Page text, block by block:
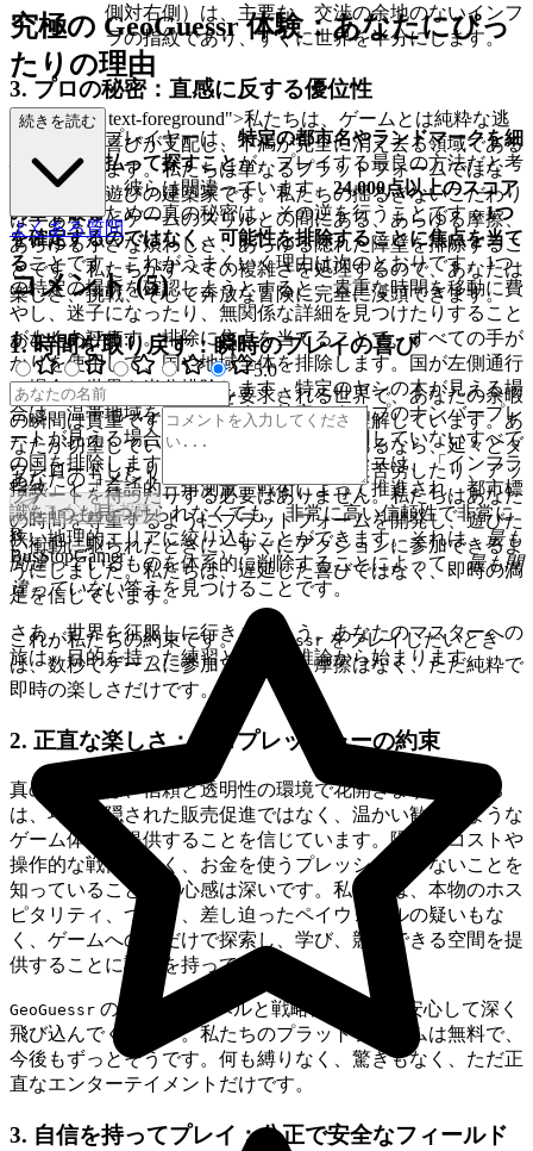
側対右側）は、主要な、交渉の余地のないインフ
ラの指紋であり、すぐに世界を半分にします。
3. プロの秘密：直感に反する優位性
ほとんどのプレイヤーは、 特定の都市名やランドマークを細
心の注意を払って探すことが、プレイする最良の方法だと考
えています。彼らは間違っています。 24,000点以上のスコア
の壁を破るための真の秘密は、その逆を行うことです：1つ
を確定するのではなく、可能性を排除することに焦点を当て
ることです。これがうまくいく理由は次のとおりです。1つ
の特定の場所を確認しようとすると、貴重な時間を移動に費
やし、迷子になったり、無関係な詳細を見つけたりすること
がよくあります。排除に焦点を当てることで、すべての手が
かりを使用して、国や地域全体を排除します。国が左側通行
の場合、世界を半分排除します。特定のヤシの木が見える場
合は、温帯地域を排除します。特定のタイプのナンバープレ
ートが見える場合は、そのデザインを使用していないすべて
の国を排除します。この迅速な排除プロセスは、「インフラ
指紋」と「言語的三角測量」戦術によって推進され、都市標
識を1つも見つけられなくても、非常に高い信頼性で非常に
狭い地理的エリアに絞り込むことができます。それは、 最も
間違っているものを体系的に削除することによって、最も間
違っていない答えを見つけることです。
さあ、世界を征服しに行きましょう。あなたのマスターへの
旅は、目的を持った練習と執拗な推論から始まります。
究極の GeoGuessr 体験：あなたにぴっ
たりの理由
class="mb-4 text-foreground">私たちは、ゲームとは純粋な逃
避であり、喜びが支配し、不満が完全に消え去る領域である
と信じています。私たちは単なるプラットフォームではな
く、純粋な遊びの建築家です。私たちの揺るぎないこだわり
は、あなたとゲームのスリルとの間にある、あらゆる摩擦、
あらゆる小さな煩わしさ、あらゆる隠れた障壁を排除するこ
とです。私たちがすべての複雑さを処理するので、あなたは
楽しさ、挑戦、そして奔放な冒険に完全に没頭できます。
1. 時間を取り戻す：瞬時のプレイの喜び
常に私たちの注意と時間を要求される世界で、あなたの余暇
の瞬間は貴重です。私たちはそれを深く理解しています。あ
なたが切望しているのが即時の楽しさであるなら、延々とダ
ウンロードしたり、複雑なインストールに苦労したり、アッ
プデートを待ったりする必要はありません。私たちはあなた
の時間を尊重するようにプラットフォームを開発し、遊びた
い衝動に駆られたときに、すぐにアクションに参加できるよ
うにしました。私たちは、遅延した喜びではなく、即時の満
足を信じています。
これが私たちの約束です。GeoGuessr をプレイしたいとき
は、数秒でゲームに参加できます。摩擦はなく、ただ純粋で
即時の楽しさだけです。
2. 正直な楽しさ：ゼロプレッシャーの約束
真の楽しみは、信頼と透明性の環境で花開きます。私たち
は、巧妙に隠された販売促進ではなく、温かい歓迎のような
ゲーム体験を提供することを信じています。隠れたコストや
操作的な戦術がなく、お金を使うプレッシャーがないことを
知っていることの安心感は深いです。私たちは、本物のホス
ピタリティ、つまり、差し迫ったペイウォールの疑いもな
く、ゲームへの愛だけで探索し、学び、競争できる空間を提
供することに誇りを持っています。
GeoGuessr のすべてのレベルと戦略に、完全に安心して深く
飛び込んでください。私たちのプラットフォームは無料で、
今後もずっとそうです。何も縛りなく、驚きもなく、ただ正
直なエンターテイメントだけです。
3. 自信を持ってプレイ：公正で安全なフィールド
続きを読む
よくある質問
コメント(5)
あなたの評価:
5.0
あなたのコメント
コメントを投稿
B
BusStopGamer